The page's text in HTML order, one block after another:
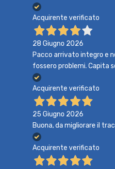
Acquirente verificato
28 Giugno 2026
Pacco arrivato integro e
fossero problemi. Capita
Acquirente verificato
25 Giugno 2026
Buona, da migliorare il
Acquirente verificato